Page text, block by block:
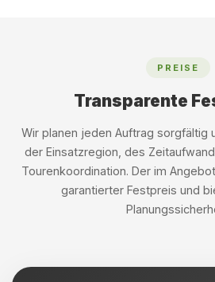
PREISE
Transparente
Wir planen jeden Auftrag sorgfältig
der Einsatzregion, des
Tourenkoordination. Der im
garantierter Festpreis und